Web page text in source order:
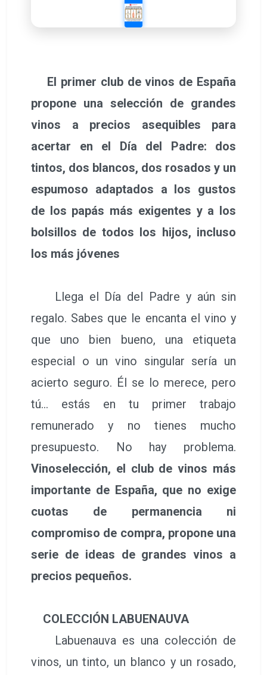
El primer club de vinos de España
propone una selección de grandes
vinos a precios asequibles para
acertar en el Día del Padre: dos
tintos, dos blancos, dos rosados y un
espumoso adaptados a los gustos
de los papás más exigentes y a los
bolsillos de todos los hijos, incluso
los más jóvenes
Llega el Día del Padre y aún sin
regalo. Sabes que le encanta el vino y
que uno bien bueno, una etiqueta
especial o un vino singular sería un
acierto seguro. Él se lo merece, pero
tú… estás en tu primer trabajo
remunerado y no tienes mucho
presupuesto. No hay problema.
Vinoselección, el club de vinos más
importante de España, que no exige
cuotas de permanencia ni
compromiso de compra, propone una
serie de ideas de grandes vinos a
precios pequeños.
COLECCIÓN LABUENAUVA
Labuenauva es una colección de
vinos, un tinto, un blanco y un rosado,